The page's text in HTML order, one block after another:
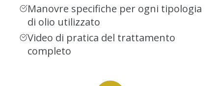
Manovre specifiche per ogni tipologia
di olio utilizzato
Video di pratica del trattamento
completo